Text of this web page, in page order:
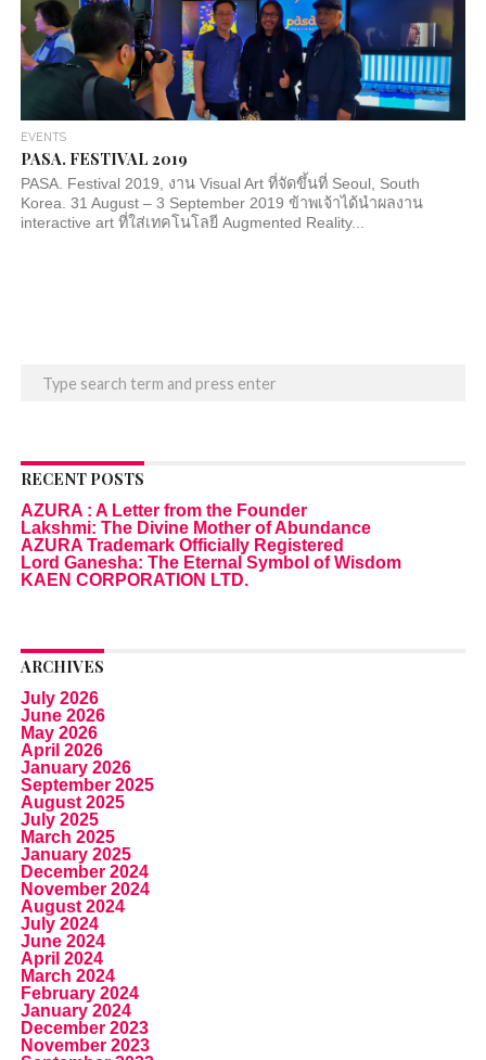
EVENTS
PASA. FESTIVAL 2019
PASA. Festival 2019, งาน Visual Art ที่จัดขึ้นที่ Seoul, South
Korea. 31 August – 3 September 2019 ข้าพเจ้าได้นำผลงาน
interactive art ที่ใส่เทคโนโลยี Augmented Reality...
RECENT POSTS
AZURA : A Letter from the Founder
Lakshmi: The Divine Mother of Abundance
AZURA Trademark Officially Registered
Lord Ganesha: The Eternal Symbol of Wisdom
KAEN CORPORATION LTD.
ARCHIVES
July 2026
June 2026
May 2026
April 2026
January 2026
September 2025
August 2025
July 2025
March 2025
January 2025
December 2024
November 2024
August 2024
July 2024
June 2024
April 2024
March 2024
February 2024
January 2024
December 2023
November 2023